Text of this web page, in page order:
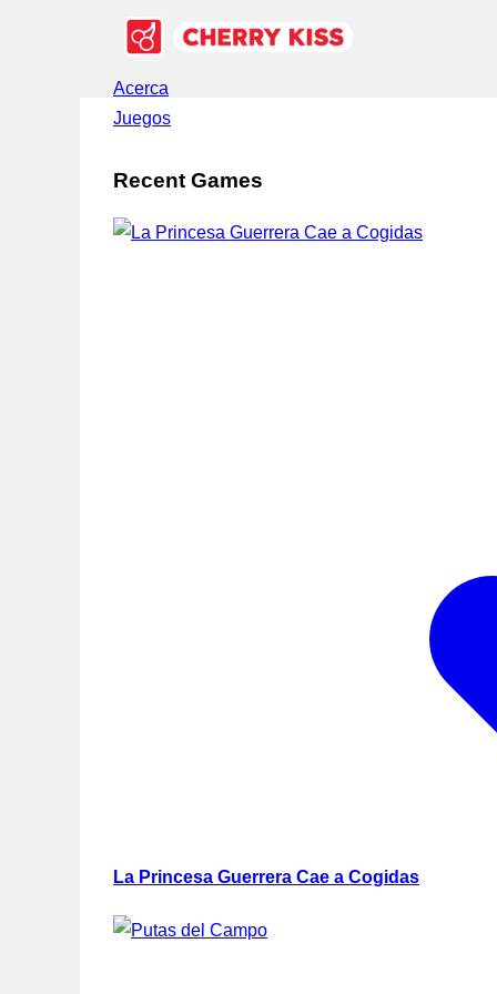
Acerca
Juegos
Recent Games
La Princesa Guerrera Cae a Cogidas